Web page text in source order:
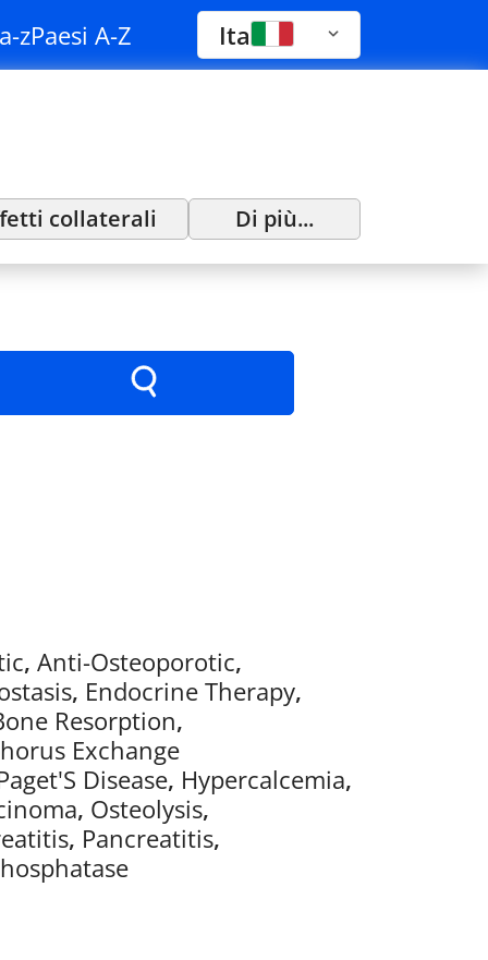
zPaesi A-Z Ita
collaterali Di più...
, Anti-Osteoporotic,
, Endocrine Therapy,
Resorption,
Exchange
Disease, Hypercalcemia,
, Osteolysis,
, Pancreatitis,